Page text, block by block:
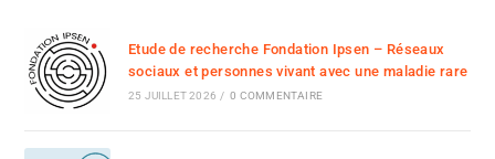
Etude de recherche Fondation Ipsen – Réseaux
sociaux et personnes vivant avec une maladie rare
25 JUILLET 2026 / 0 COMMENTAIRE